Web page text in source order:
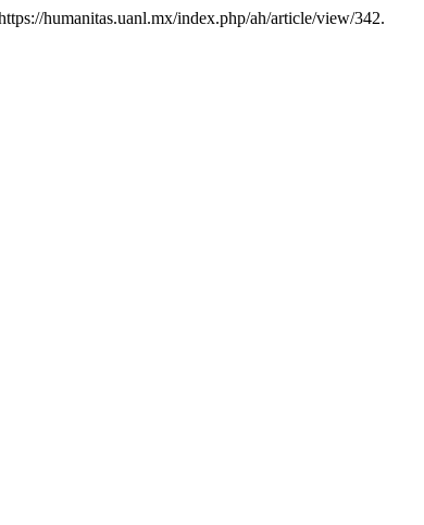
humanitas.uanl.mx/index.php/ah/article/view/342.